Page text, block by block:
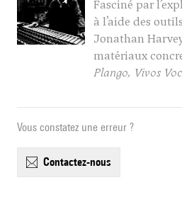
Fasciné par
à l’aide des
Jonathan
matériaux
Plango, Vivos
Vous constatez une erreur ?
contactez-nous